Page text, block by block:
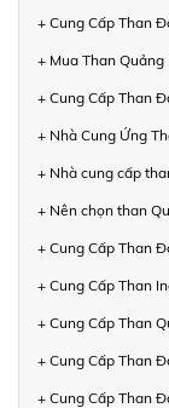
+ Cung Cấp Than
+ Mua Than
+ Cung Cấp Than
+ Nhà Cung Ứng
+ Nhà cung cấp
+ Nên chọn than
+ Cung Cấp Than
+ Cung Cấp Than
+ Cung Cấp Than
+ Cung Cấp Than
+ Cung Cấp Than